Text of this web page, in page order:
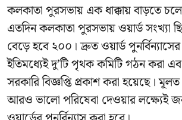
কলকাতা পুরসভায় এক ধাক্কায় বাড়তে
এতদিন কলকাতা পুরসভায় ওয়ার্ড সংখ্যা
বেড়ে হবে ২০০। দ্রুত ওয়ার্ড
ইতিমধ্যেই দু’টি পৃথক কমিটি গঠন করা
সরকারি বিজ্ঞপ্তি প্রকাশ করা হয়েছে।
আরও ভালো পরিষেবা দেওয়ার লক্ষ্যেই